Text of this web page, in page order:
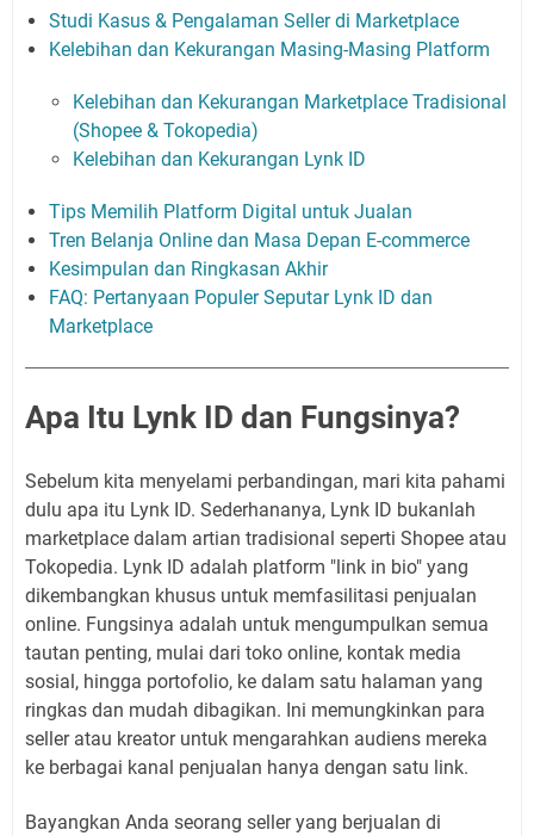
Studi Kasus & Pengalaman Seller di Marketplace
Kelebihan dan Kekurangan Masing-Masing Platform
Kelebihan dan Kekurangan Marketplace Tradisional
(Shopee & Tokopedia)
Kelebihan dan Kekurangan Lynk ID
Tips Memilih Platform Digital untuk Jualan
Tren Belanja Online dan Masa Depan E-commerce
Kesimpulan dan Ringkasan Akhir
FAQ: Pertanyaan Populer Seputar Lynk ID dan
Marketplace
Apa Itu Lynk ID dan Fungsinya?
Sebelum kita menyelami perbandingan, mari kita pahami
dulu apa itu Lynk ID. Sederhananya, Lynk ID bukanlah
marketplace dalam artian tradisional seperti Shopee atau
Tokopedia. Lynk ID adalah platform "link in bio" yang
dikembangkan khusus untuk memfasilitasi penjualan
online. Fungsinya adalah untuk mengumpulkan semua
tautan penting, mulai dari toko online, kontak media
sosial, hingga portofolio, ke dalam satu halaman yang
ringkas dan mudah dibagikan. Ini memungkinkan para
seller atau kreator untuk mengarahkan audiens mereka
ke berbagai kanal penjualan hanya dengan satu link.
Bayangkan Anda seorang seller yang berjualan di